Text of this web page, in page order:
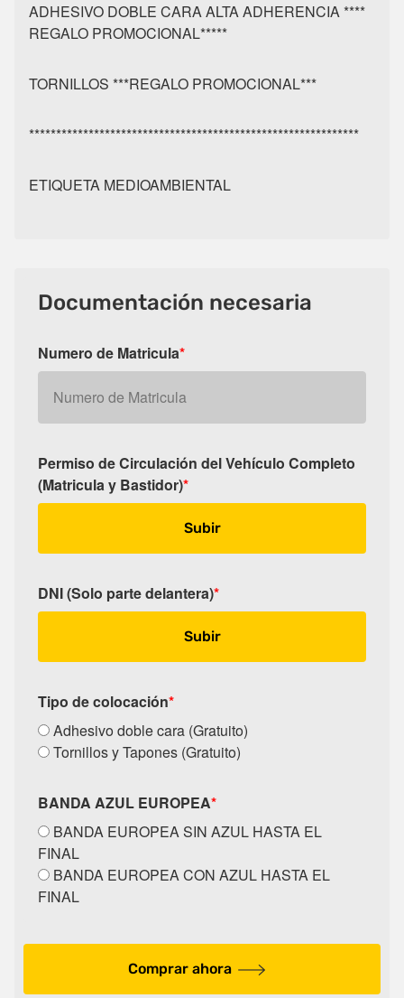
ADHESIVO DOBLE CARA ALTA ADHERENCIA ****
REGALO PROMOCIONAL*****
TORNILLOS ***REGALO PROMOCIONAL***
*************************************************************
ETIQUETA MEDIOAMBIENTAL
Documentación necesaria
Numero de Matricula*
Permiso de Circulación del Vehículo Completo
(Matricula y Bastidor)*
Subir
DNI (Solo parte delantera)*
Subir
Tipo de colocación*
Adhesivo doble cara (Gratuito)
Tornillos y Tapones (Gratuito)
BANDA AZUL EUROPEA*
FINAL
FINAL
Comprar ahora